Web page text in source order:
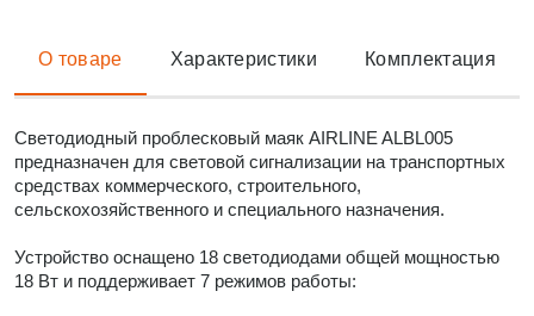
О товаре Характеристики Комплектация
Светодиодный проблесковый маяк AIRLINE ALBL005
предназначен для световой сигнализации на транспортных
средствах коммерческого, строительного,
сельскохозяйственного и специального назначения.
Устройство оснащено 18 светодиодами общей мощностью
18 Вт и поддерживает 7 режимов работы: